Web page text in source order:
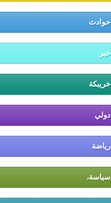
حوادث
خبر
خريبكة
دولي
رياضة
سياسة،